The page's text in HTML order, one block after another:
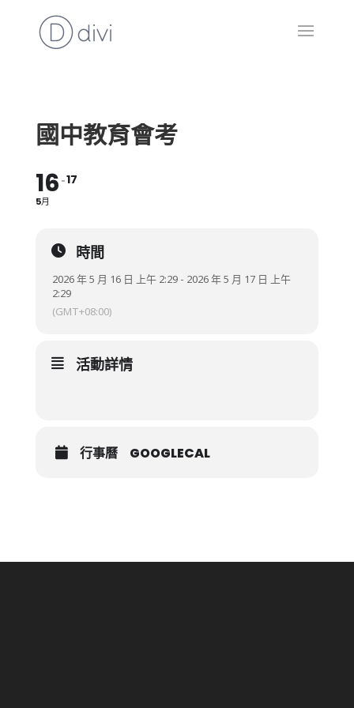
國中教育會考
16
5月
17
時間
2026 年 5 月 16 日 上午 2:29 - 2026 年 5 月 17 日 上午
2:29
(GMT+08:00)
活動詳情
行事曆 GOOGLECAL